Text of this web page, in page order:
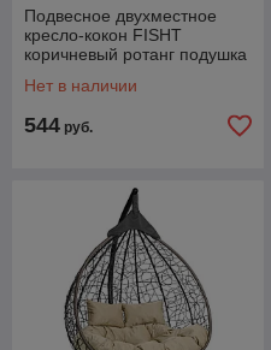
Подвесное двухместное
кресло-кокон FISHT
коричневый ротанг подушка
Нет в наличии
544 руб.